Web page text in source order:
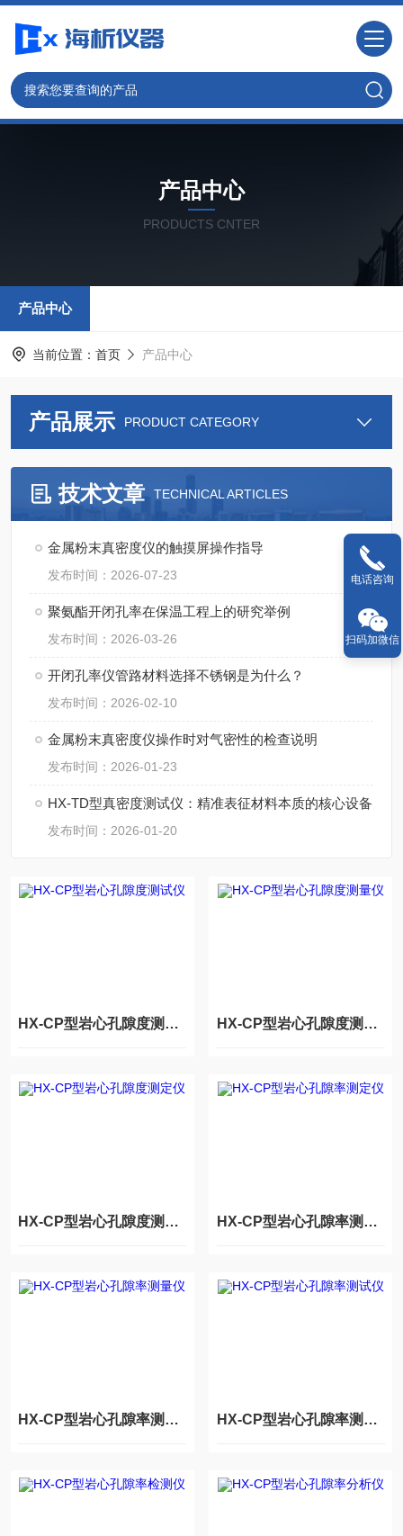
产品中心
PRODUCTS CNTER
产品中心
当前位置： 首页 产品中心
产品展示 PRODUCT CATEGORY
技术文章 TECHNICAL ARTICLES
金属粉末真密度仪的触摸屏操作指导
发布时间：2026-07-23
聚氨酯开闭孔率在保温工程上的研究举例
发布时间：2026-03-26
开闭孔率仪管路材料选择不锈钢是为什么？
发布时间：2026-02-10
金属粉末真密度仪操作时对气密性的检查说明
发布时间：2026-01-23
HX-TD型真密度测试仪：精准表征材料本质的核心设备
发布时间：2026-01-20
HX-CP型岩心孔隙度测试仪 HX-CP型岩心孔隙度测量仪
HX-CP型岩心孔隙度测定仪 HX-CP型岩心孔隙率测定仪
HX-CP型岩心孔隙率测量仪 HX-CP型岩心孔隙率测试仪
电话咨询
扫码加微信